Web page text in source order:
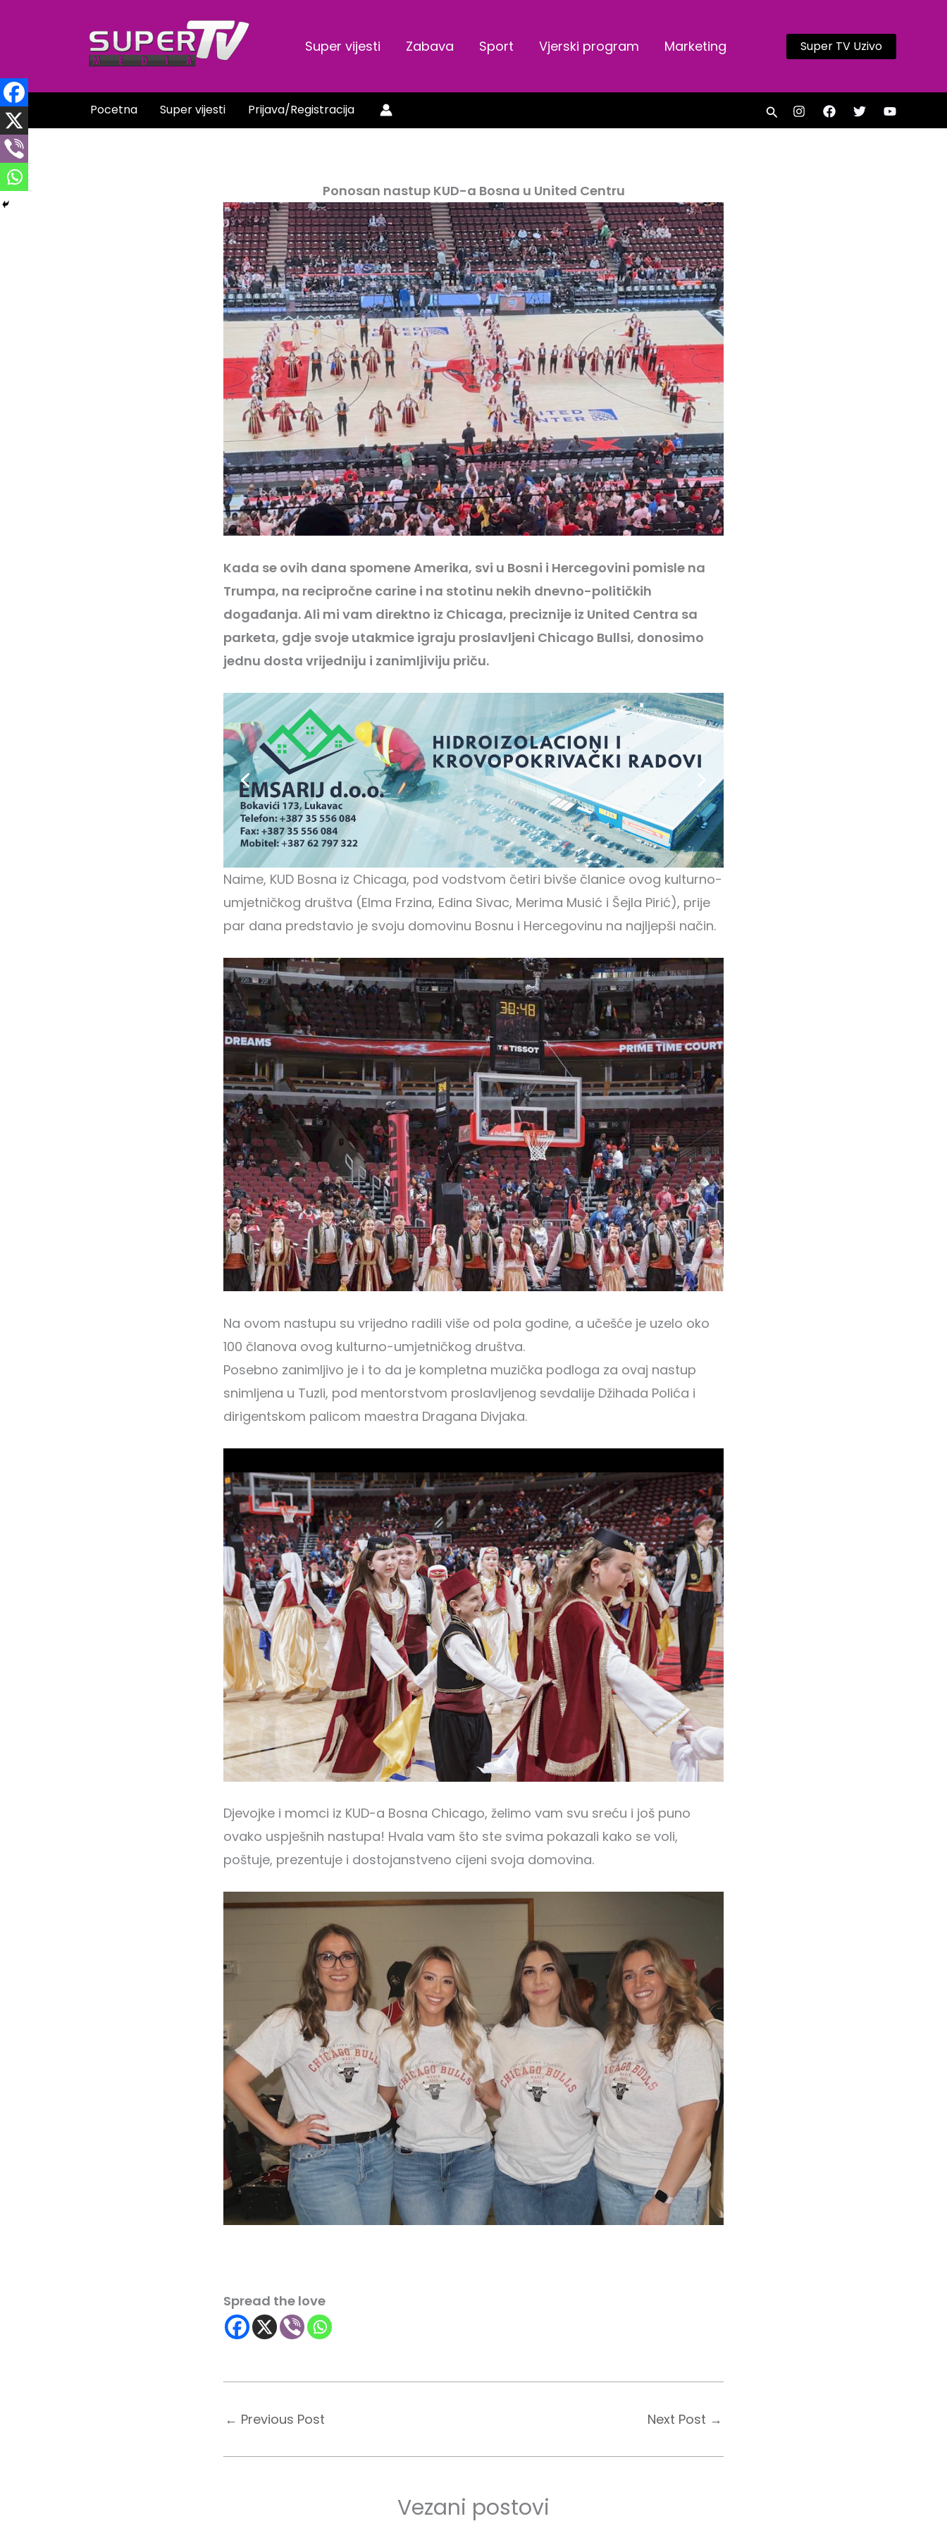
Super vijesti Zabava Sport Vjerski program Marketing Super TV Uzivo
Pocetna Super vijesti Prijava/Registracija Search
Ponosan nastup KUD-a Bosna u United Centru
Kada se ovih dana spomene Amerika, svi u Bosni i Hercegovini pomisle na
Trumpa, na recipročne carine i na stotinu nekih dnevno-političkih
događanja. Ali mi vam direktno iz Chicaga, preciznije iz United Centra sa
parketa, gdje svoje utakmice igraju proslavljeni Chicago Bullsi, donosimo
jednu dosta vrijedniju i zanimljiviju priču.
Naime, KUD Bosna iz Chicaga, pod vodstvom četiri bivše članice ovog kulturno-
umjetničkog društva (Elma Frzina, Edina Sivac, Merima Musić i Šejla Pirić), prije
par dana predstavio je svoju domovinu Bosnu i Hercegovinu na najljepši način.
Na ovom nastupu su vrijedno radili više od pola godine, a učešće je uzelo oko
100 članova ovog kulturno-umjetničkog društva.
Posebno zanimljivo je i to da je kompletna muzička podloga za ovaj nastup
snimljena u Tuzli, pod mentorstvom proslavljenog sevdalije Džihada Polića i
dirigentskom palicom maestra Dragana Divjaka.
Djevojke i momci iz KUD-a Bosna Chicago, želimo vam svu sreću i još puno
ovako uspješnih nastupa! Hvala vam što ste svima pokazali kako se voli,
poštuje, prezentuje i dostojanstveno cijeni svoja domovina.
Spread the love
← Previous Post Next Post →
Vezani postovi